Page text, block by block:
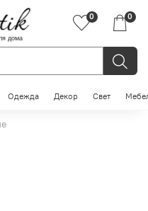
дома
0 0
Одежда Декор Свет